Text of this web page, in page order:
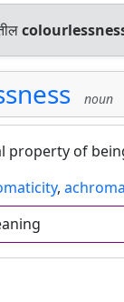
noun
property of
,